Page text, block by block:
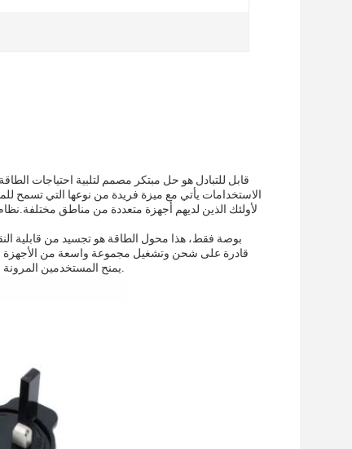
الاستخدامات يأتي مع ميزة فريدة من نوعها التي تسمح
لأولئك الذين لديهم أجهزة متعددة من مناطق
قادرة على شحن وتشغيل مجموعة واسعة من الأجهزة مثل